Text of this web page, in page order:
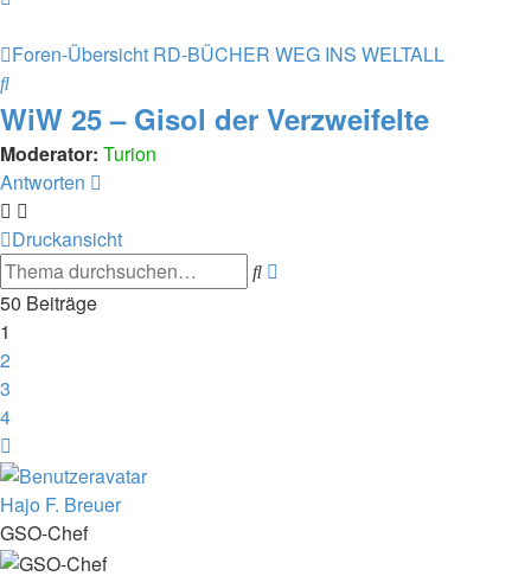
Foren-Übersicht RD-BÜCHER WEG INS WELTALL
Suche
WiW 25 – Gisol der Verzweifelte
Moderator: Turion
Antworten
Druckansicht
Suche
50 Beiträge
1
2
3
4
Hajo F. Breuer
GSO-Chef